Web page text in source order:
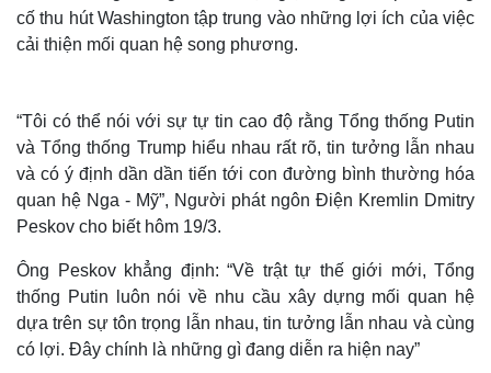
cố thu hút Washington tập trung vào những lợi ích của việc
cải thiện mối quan hệ song phương.
“Tôi có thể nói với sự tự tin cao độ rằng Tổng thống Putin
và Tổng thống Trump hiểu nhau rất rõ, tin tưởng lẫn nhau
và có ý định dần dần tiến tới con đường bình thường hóa
quan hệ Nga - Mỹ”, Người phát ngôn Điện Kremlin Dmitry
Peskov cho biết hôm 19/3.
Ông Peskov khẳng định: “Về trật tự thế giới mới, Tổng
thống Putin luôn nói về nhu cầu xây dựng mối quan hệ
dựa trên sự tôn trọng lẫn nhau, tin tưởng lẫn nhau và cùng
có lợi. Đây chính là những gì đang diễn ra hiện nay”